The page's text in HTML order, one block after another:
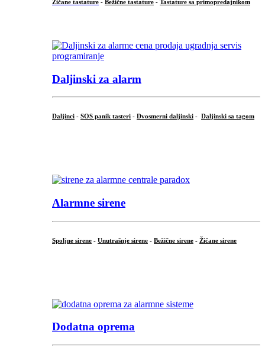
Žičane tastature - Bežične tastature - Tastature sa primopredajnikom
Daljinski za alarm
Daljinci - SOS panik tasteri - Dvosmerni daljinski - Daljinski sa tagom
Alarmne sirene
Spoljne sirene - Unutrašnje sirene - Bežične sirene - Žičane sirene
Dodatna oprema